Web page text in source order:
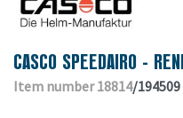
CASCO SPEEDAIRO -
Item number 18814/194509